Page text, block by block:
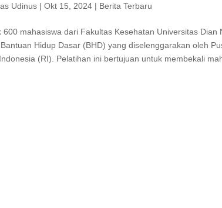
Udinus |Okt 15, 2024 | Berita Terbaru
600 mahasiswa dari Fakultas Kesehatan Universitas
Hidup Dasar (BHD) yang diselenggarakan oleh
(RI). Pelatihan ini bertujuan untuk membekali